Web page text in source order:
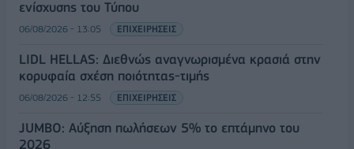
ενίσχυσης του Τύπου
06/08/2026 - 13:05 ΕΠΙΧΕΙΡΗΣΕΙΣ
LIDL HELLAS: Διεθνώς αναγνωρισμένα κρασιά στην
κορυφαία σχέση ποιότητας-τιμής
06/08/2026 - 12:55 ΕΠΙΧΕΙΡΗΣΕΙΣ
JUMBO: Αύξηση πωλήσεων 5% το επτάμηνο του
2026